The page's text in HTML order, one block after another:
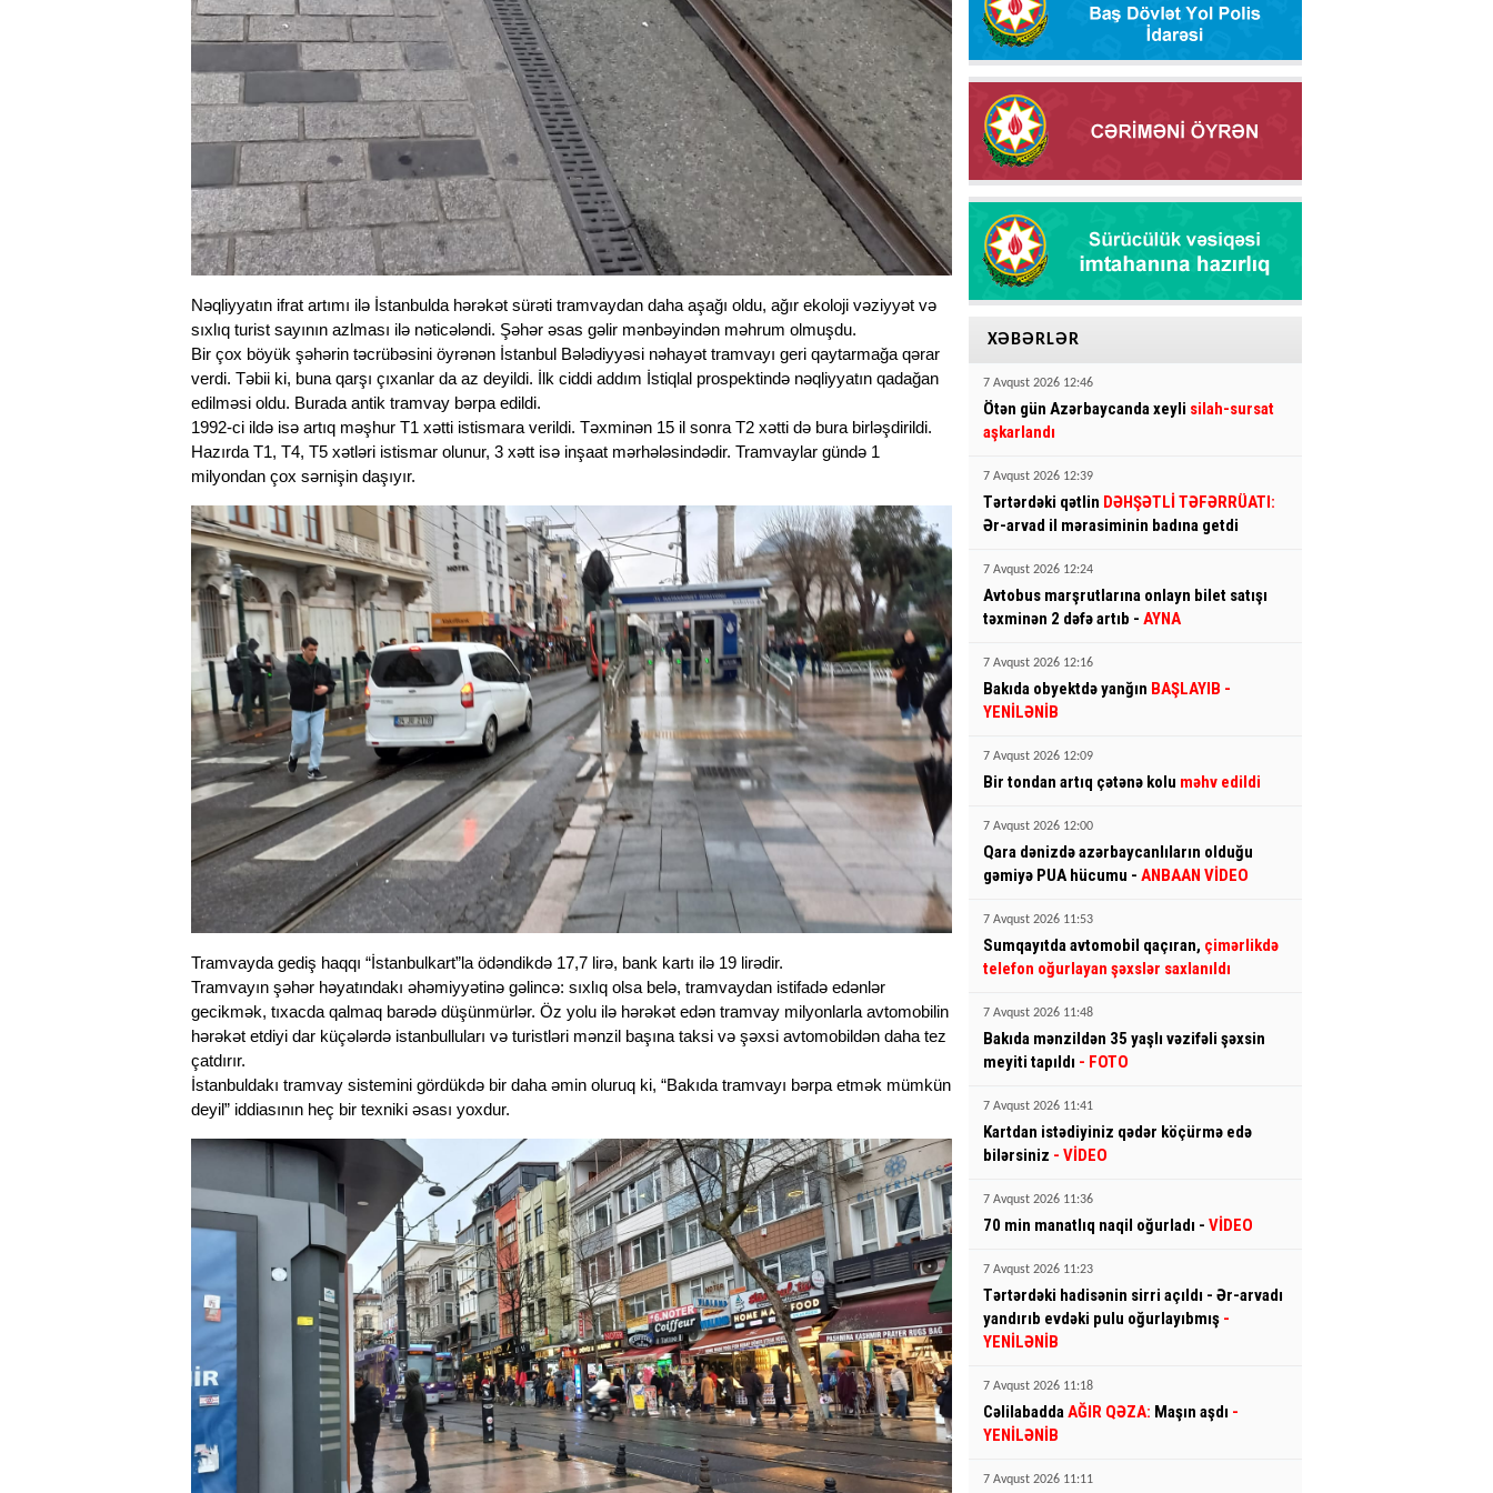
Nəqliyyatın ifrat artımı ilə İstanbulda hərəkət sürəti tramvaydan daha aşağı oldu, ağır ekoloji vəziyyət və
sıxlıq turist sayının azlması ilə nəticələndi. Şəhər əsas gəlir mənbəyindən məhrum olmuşdu.
Bir çox böyük şəhərin təcrübəsini öyrənən İstanbul Bələdiyyəsi nəhayət tramvayı geri qaytarmağa qərar
verdi. Təbii ki, buna qarşı çıxanlar da az deyildi. İlk ciddi addım İstiqlal prospektində nəqliyyatın qadağan
edilməsi oldu. Burada antik tramvay bərpa edildi.
1992-ci ildə isə artıq məşhur T1 xətti istismara verildi. Təxminən 15 il sonra T2 xətti də bura birləşdirildi.
Hazırda T1, T4, T5 xətləri istismar olunur, 3 xətt isə inşaat mərhələsindədir. Tramvaylar gündə 1
milyondan çox sərnişin daşıyır.
Tramvayda gediş haqqı “İstanbulkart”la ödəndikdə 17,7 lirə, bank kartı ilə 19 lirədir.
Tramvayın şəhər həyatındakı əhəmiyyətinə gəlincə: sıxlıq olsa belə, tramvaydan istifadə edənlər
gecikmək, tıxacda qalmaq barədə düşünmürlər. Öz yolu ilə hərəkət edən tramvay milyonlarla avtomobilin
hərəkət etdiyi dar küçələrdə istanbulluları və turistləri mənzil başına taksi və şəxsi avtomobildən daha tez
çatdırır.
İstanbuldakı tramvay sistemini gördükdə bir daha əmin oluruq ki, “Bakıda tramvayı bərpa etmək mümkün
deyil” iddiasının heç bir texniki əsası yoxdur.
XƏBƏRLƏR
7 Avqust 2026 12:46
Ötən gün Azərbaycanda xeyli silah-sursat
aşkarlandı
7 Avqust 2026 12:39
Tərtərdəki qətlin DƏHŞƏTLİ TƏFƏRRÜATI:
Ər-arvad il mərasiminin badına getdi
7 Avqust 2026 12:24
Avtobus marşrutlarına onlayn bilet satışı
təxminən 2 dəfə artıb - AYNA
7 Avqust 2026 12:16
Bakıda obyektdə yanğın BAŞLAYIB -
YENİLƏNİB
7 Avqust 2026 12:09
Bir tondan artıq çətənə kolu məhv edildi
7 Avqust 2026 12:00
Qara dənizdə azərbaycanlıların olduğu
gəmiyə PUA hücumu - ANBAAN VİDEO
7 Avqust 2026 11:53
Sumqayıtda avtomobil qaçıran, çimərlikdə
telefon oğurlayan şəxslər saxlanıldı
7 Avqust 2026 11:48
Bakıda mənzildən 35 yaşlı vəzifəli şəxsin
meyiti tapıldı - FOTO
7 Avqust 2026 11:41
Kartdan istədiyiniz qədər köçürmə edə
bilərsiniz - VİDEO
7 Avqust 2026 11:36
70 min manatlıq naqil oğurladı - VİDEO
7 Avqust 2026 11:23
Tərtərdəki hadisənin sirri açıldı - Ər-arvadı
yandırıb evdəki pulu oğurlayıbmış -
YENİLƏNİB
7 Avqust 2026 11:18
CəlilabaddaAĞIR QƏZA: Maşın aşdı -
YENİLƏNİB
7 Avqust 2026 11:11